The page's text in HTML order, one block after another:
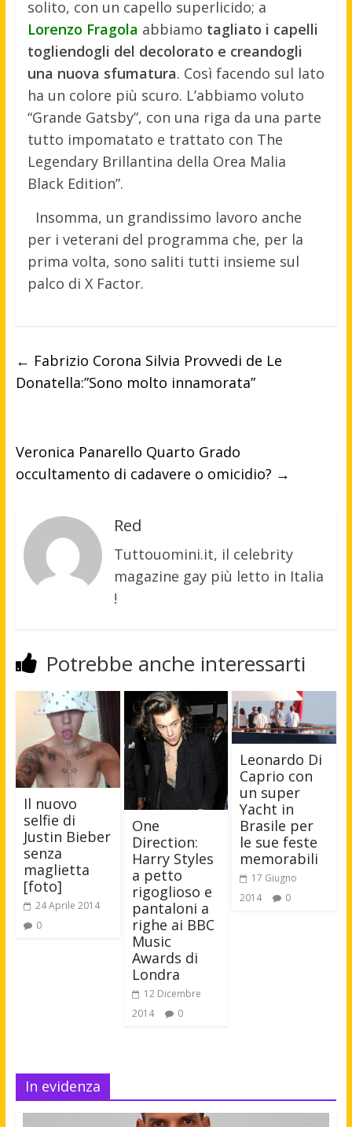
solito, con un capello superlicido; a
Lorenzo Fragola abbiamo tagliato i capelli
togliendogli del decolorato e creandogli
una nuova sfumatura. Così facendo sul lato
ha un colore più scuro. L’abbiamo voluto
“Grande Gatsby”, con una riga da una parte
tutto impomatato e trattato con The
Legendary Brillantina della Orea Malia
Black Edition”.
Insomma, un grandissimo lavoro anche
per i veterani del programma che, per la
prima volta, sono saliti tutti insieme sul
palco di X Factor.
← Fabrizio Corona Silvia Provvedi de Le
Donatella:”Sono molto innamorata”
Veronica Panarello Quarto Grado
occultamento di cadavere o omicidio? →
Red
Tuttouomini.it, il celebrity
magazine gay più letto in Italia
!
Potrebbe anche interessarti
Il nuovo
selfie di
Justin Bieber
senza
maglietta
[foto]
24 Aprile 2014
0
One
Direction:
Harry Styles
a petto
rigoglioso e
pantaloni a
righe ai BBC
Music
Awards di
Londra
12 Dicembre
2014
0
Leonardo Di
Caprio con
un super
Yacht in
Brasile per
le sue feste
memorabili
17 Giugno
2014
0
In evidenza